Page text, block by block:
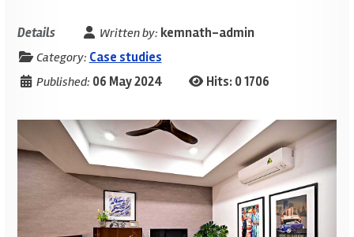
Details Written by: kemnath-admin
Category: Case studies
Published: 06 May 2024 Hits: 01706